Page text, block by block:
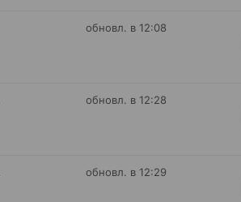
обновл. в 12:08
обновл. в 12:28
обновл. в 12:29